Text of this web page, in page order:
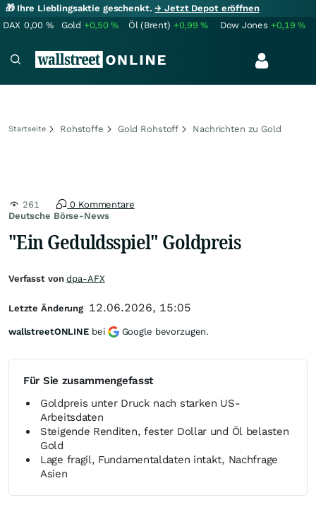
🎁 Ihre Lieblingsaktie geschenkt.→ Jetzt Depot eröffnen
DAX 0,00 % Gold +0,50% Öl (Brent) +0,99% Dow Jones +0,19%
Startseite Rohstoffe Gold Rohstoff Nachrichten zu Gold
Deutsche Börse-News
261 0 Kommentare
"Ein Geduldsspiel" Goldpreis
Für Sie zusammengefasst
Goldpreis unter Druck nach starken US-
Arbeitsdaten
Steigende Renditen, fester Dollar und Öl belasten
Gold
Lage fragil, Fundamentaldaten intakt, Nachfrage
Asien
Verfasst vondpa-AFX
Letzte Änderung 12.06.2026, 15:05
wallstreetONLINE bei Google bevorzugen.